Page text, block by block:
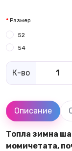
Размер
52
54
К-во
Описание
Топла зимна
момичетата,